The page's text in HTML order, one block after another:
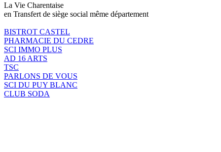
La Vie Charentaise
en Transfert de siège social même département
BISTROT CASTEL
PHARMACIE DU CEDRE
SCI IMMO PLUS
AD 16 ARTS
TSC
PARLONS DE VOUS
SCI DU PUY BLANC
CLUB SODA